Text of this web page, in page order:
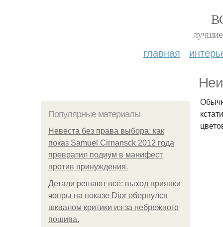
лучшие
главная
Популярные материалы
Невеста без права выбора: как
показ Samuel Cirnansck 2012 года
превратил подиум в манифест
против принуждения.
Детали решают всё: выход приянки
чопры на показе Dior обернулся
шквалом критики из-за небрежного
пошива.